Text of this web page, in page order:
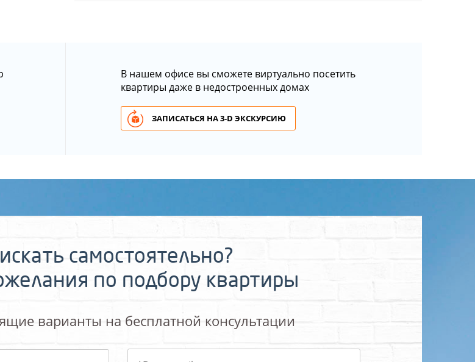
В нашем офисе вы сможете виртуально посетить
квартиры даже в недостроенных домах
ЗАПИСАТЬСЯ НА 3-D ЭКСКУРСИЮ
самостоятельно?
по подбору квартиры
варианты на бесплатной консультации